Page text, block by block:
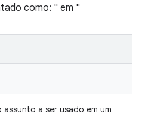
como: " em "
a ser usado em um